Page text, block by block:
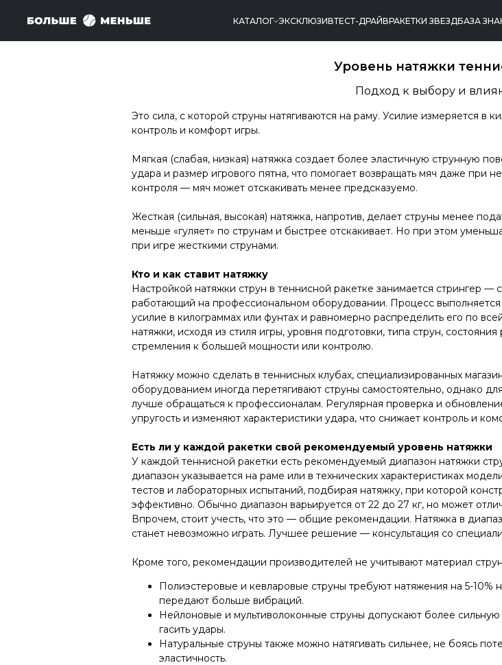
КАТАЛОГ ЭКСКЛЮЗИВТЕСТ-ДРАЙВРАКЕТКИ ЗВЕЗДБАЗА
Уровень натяжки
Подход к выбору и
Это сила, с которой струны натягиваются на раму. Усилие измеряется в
контроль и комфорт игры.
Мягкая (слабая, низкая) натяжка создает более эластичную струнную
удара и размер игрового пятна, что помогает возвращать мяч даже при
контроля — мяч может отскакивать менее предсказуемо.
Жесткая (сильная, высокая) натяжка, напротив, делает струны менее
меньше «гуляет» по струнам и быстрее отскакивает. Но при этом
при игре жесткими струнами.
Кто и как ставит натяжку
Настройкой натяжки струн в теннисной ракетке занимается стрингер
работающий на профессиональном оборудовании. Процесс выполняется
усилие в килограммах или фунтах и равномерно распределить его по
натяжки, исходя из стиля игры, уровня подготовки, типа струн,
стремления к большей мощности или контролю.
Натяжку можно сделать в теннисных клубах, специализированных
оборудованием иногда перетягивают струны самостоятельно, однако
лучше обращаться к профессионалам. Регулярная проверка и
упругость и изменяют характеристики удара, что снижает контроль и
Есть ли у каждой ракетки свой рекомендуемый уровень натяжки
У каждой теннисной ракетки есть рекомендуемый диапазон натяжки
диапазон указывается на раме или в технических характеристиках
тестов и лабораторных испытаний, подбирая натяжку, при которой
эффективно. Обычно диапазон варьируется от 22 до 27 кг, но может
Впрочем, стоит учесть, что это — общие рекомендации. Натяжка в
станет невозможно играть. Лучшее решение — консультация со
Кроме того, рекомендации производителей не учитывают материал
Полиэстеровые и кевларовые струны требуют натяжения на 5-10%
передают больше вибраций.
Нейлоновые и мультиволоконные струны допускают более
гасить удары.
Натуральные струны также можно натягивать сильнее, не боясь
эластичность.